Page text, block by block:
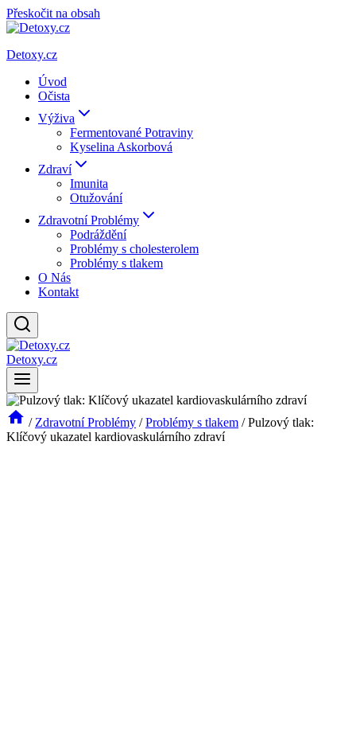
Přeskočit na obsah
Detoxy.cz
Úvod
Očista
Výživa
Fermentované Potraviny
Kyselina Askorbová
Zdraví
Imunita
Otužování
Zdravotní Problémy
Podráždění
Problémy s cholesterolem
Problémy s tlakem
O Nás
Kontakt
Detoxy.cz
/ Zdravotní Problémy / Problémy s tlakem / Pulzový tlak:
Klíčový ukazatel kardiovaskulárního zdraví